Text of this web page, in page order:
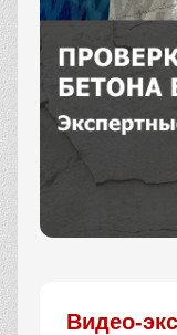
Видео-